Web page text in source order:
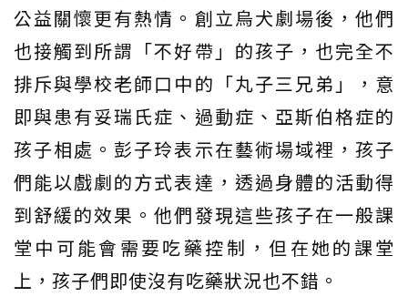
公益關懷更有熱情。創立烏犬劇場後，他們
也接觸到所謂「不好帶」的孩子，也完全不
排斥與學校老師口中的「丸子三兄弟」，意
即與患有妥瑞氏症、過動症、亞斯伯格症的
孩子相處。彭子玲表示在藝術場域裡，孩子
們能以戲劇的方式表達，透過身體的活動得
到舒緩的效果。他們發現這些孩子在一般課
堂中可能會需要吃藥控制，但在她的課堂
上，孩子們即使沒有吃藥狀況也不錯。